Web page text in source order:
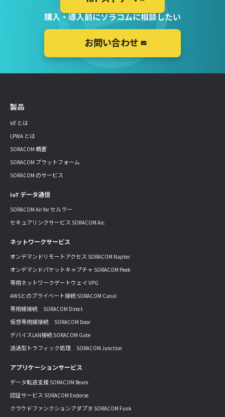
購入・導入前にソラコムに相談したい
お問い合わせ
製品
IoT とは
LPWA とは
SORACOM 概要
SORACOM プラットフォーム
SORACOM のサービス
IoT データ通信
SORACOM Air for セルラー
セキュアリンクサービス SORACOM Arc
ネットワークサービス
オンデマンドリモートアクセス SORACOM Napter
オンデマンドパケットキャプチャ SORACOM Peek
専用ネットワークゲートウェイ VPG
AWSとのプライベート接続 SORACOM Canal
専用線接続 SORACOM Direct
仮想専用線接続 SORACOM Door
デバイスLAN接続 SORACOM Gate
透過型トラフィック処理 SORACOM Junction
アプリケーションサービス
データ転送支援 SORACOM Beam
認証サービス SORACOM Endorse
クラウドファンクションアダプタ SORACOM Funk